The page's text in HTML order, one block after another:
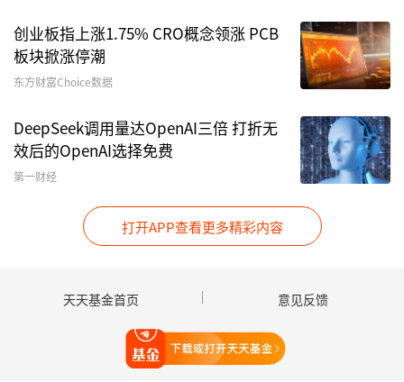
满7天即可随时赎回，因此无论是投资者的配置需
要还是基金公司的新发策略，这类产品不会缺席。
但在火爆抢购的背景下，投资者申购体验感其实欠
佳。虽然前述渠道人士表示，监管其实对此类产品
的受众有一定导向，旨在惠及个人投资者，但频频
构捡漏，已成为弱市发行冲规模的利器。至少从今
年出现的爆款基金类型来看，同业存单指数基金已
是公募基金市场中鲜见的吸金工具。不过，也有基
创业板指上涨1.75% CRO概念领涨 PCB
板块掀涨停潮
东方财富Choice数据
DeepSeek调用量达OpenAI三倍 打折无
效后的OpenAI选择免费
第一财经
打开APP查看更多精彩内容
天天基金首页 意见反馈
打开天天基金